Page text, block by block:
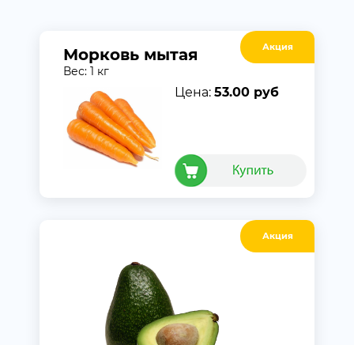
Акция
Морковь мытая
Вес: 1 кг
Цена: 53.00 руб
Акция